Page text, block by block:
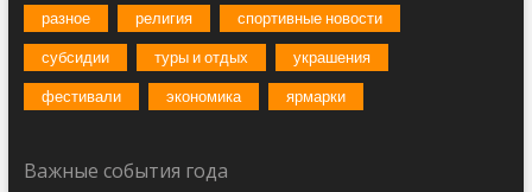
разное религия спортивные новости
субсидии туры и отдых украшения
фестивали экономика ярмарки
Важные события года